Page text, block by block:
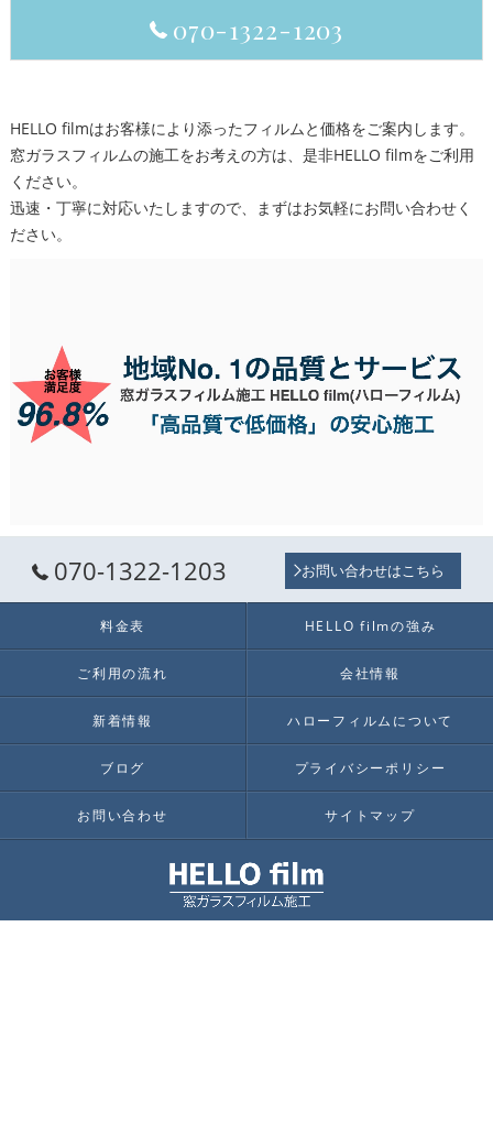
070-1322-1203
HELLO filmはお客様により添ったフィルムと価格をご案内します。
窓ガラスフィルムの施工をお考えの方は、是非HELLO filmをご利用
ください。
迅速・丁寧に対応いたしますので、まずはお気軽にお問い合わせく
ださい。
070-1322-1203 お問い合わせはこちら
料金表 HELLO filmの強み
ご利用の流れ 会社情報
新着情報 ハローフィルムについて
ブログ プライバシーポリシー
お問い合わせ サイトマップ